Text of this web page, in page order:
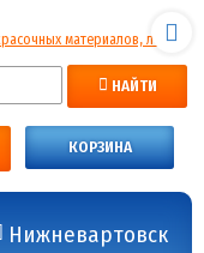
НАЙТИ
КОРЗИНА
Нижневартовск